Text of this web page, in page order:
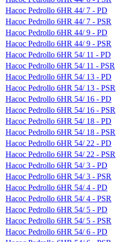
Насос Pedrollo 6HR 44/ 7 - PD
Насос Pedrollo 6HR 44/ 7 - PSR
Насос Pedrollo 6HR 44/ 9 - PD
Насос Pedrollo 6HR 44/ 9 - PSR
Насос Pedrollo 6HR 54/ 11 - PD
Насос Pedrollo 6HR 54/ 11 - PSR
Насос Pedrollo 6HR 54/ 13 - PD
Насос Pedrollo 6HR 54/ 13 - PSR
Насос Pedrollo 6HR 54/ 16 - PD
Насос Pedrollo 6HR 54/ 16 - PSR
Насос Pedrollo 6HR 54/ 18 - PD
Насос Pedrollo 6HR 54/ 18 - PSR
Насос Pedrollo 6HR 54/ 22 - PD
Насос Pedrollo 6HR 54/ 22 - PSR
Насос Pedrollo 6HR 54/ 3 - PD
Насос Pedrollo 6HR 54/ 3 - PSR
Насос Pedrollo 6HR 54/ 4 - PD
Насос Pedrollo 6HR 54/ 4 - PSR
Насос Pedrollo 6HR 54/ 5 - PD
Насос Pedrollo 6HR 54/ 5 - PSR
Насос Pedrollo 6HR 54/ 6 - PD